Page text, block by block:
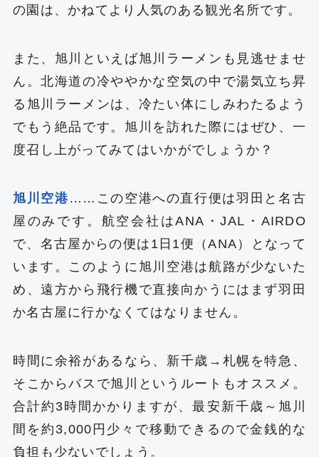
の園は、かねてより人気のある観光名所です。
また、旭川といえば旭川ラーメンも見逃せませ
ん。北海道の冷ややかな空気の中で湯気立ち昇
る旭川ラーメンは、冷たい体にしみわたるよう
でもう絶品です。旭川を訪れた際にはぜひ、一
度召し上がってみてはいかがでしょうか？
旭川空港 ……この空港への直行便は羽田と名古
屋のみです。航空会社はANA・JAL・AIRDO
で、名古屋からの便は1日1便（ANA）となって
います。このように旭川空港は航路が少ないた
め、遠方から飛行機で直接向かうにはまず羽田
か名古屋に行かなくてはなりません。
時間に余裕があるなら、新千歳→札幌を特急、
そこからバスで旭川というルートもオススメ。
合計約3時間かかりますが、最安新千歳～旭川
間を約3,000円少々で移動できるので金銭的な
負担も少ないでしょう。